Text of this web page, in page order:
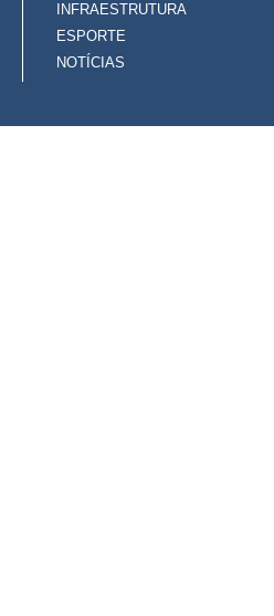
INFRAESTRUTURA
ESPORTE
NOTÍCIAS